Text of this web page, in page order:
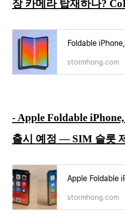
장 카메라 탑재하나?
stormhong.com
- Apple Foldable
출시 예정 — SIM 슬롯
stormhong.com